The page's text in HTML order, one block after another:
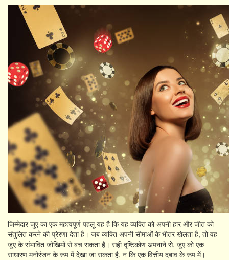
जिम्मेदार जुए का एक महत्वपूर्ण पहलू यह है कि यह व्यक्ति को अपनी हार और जीत को
संतुलित करने की प्रेरणा देता है। जब व्यक्ति अपनी सीमाओं के भीतर खेलता है, तो वह
जुए के संभावित जोखिमों से बच सकता है। सही दृष्टिकोण अपनाने से, जुए को एक
साधारण मनोरंजन के रूप में देखा जा सकता है, न कि एक वित्तीय दबाव के रूप में।